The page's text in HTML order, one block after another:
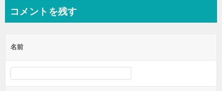
ビ
ー
シ
コメントを残す
名前